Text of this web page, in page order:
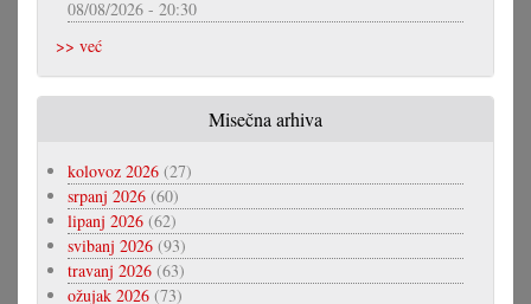
08/08/2026 - 20:30
>> već
Misečna arhiva
kolovoz 2026 (27)
srpanj 2026 (60)
lipanj 2026 (62)
svibanj 2026 (93)
travanj 2026 (63)
ožujak 2026 (73)